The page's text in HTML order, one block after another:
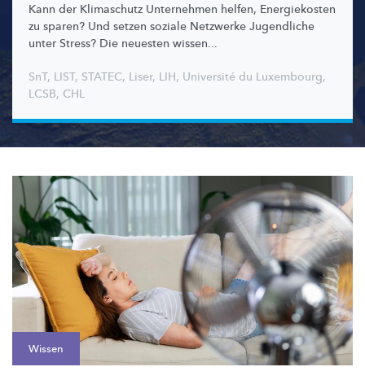
Kann der Klimaschutz Unternehmen helfen, Energiekosten
zu sparen? Und setzen soziale Netzwerke Jugendliche
unter Stress? Die neuesten wissen...
SnT, LIST, STATEC, Liser, LIH, Université du Luxembourg,
LCSB, CHL
Wissen